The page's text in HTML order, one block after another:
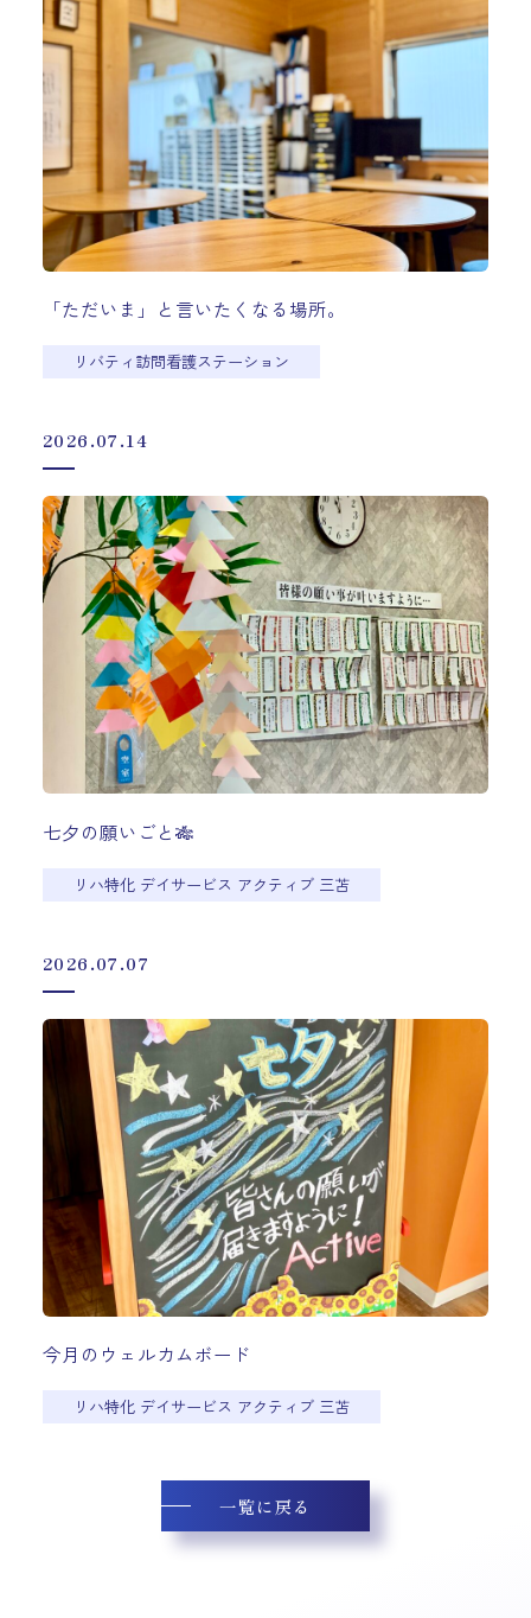
「ただいま」と言いたくなる場所。
リバティ訪問看護ステーション
2026.07.14
七夕の願いごと🎋
リハ特化 デイサービス アクティブ 三苫
2026.07.07
今月のウェルカムボード
リハ特化 デイサービス アクティブ 三苫
一覧に戻る